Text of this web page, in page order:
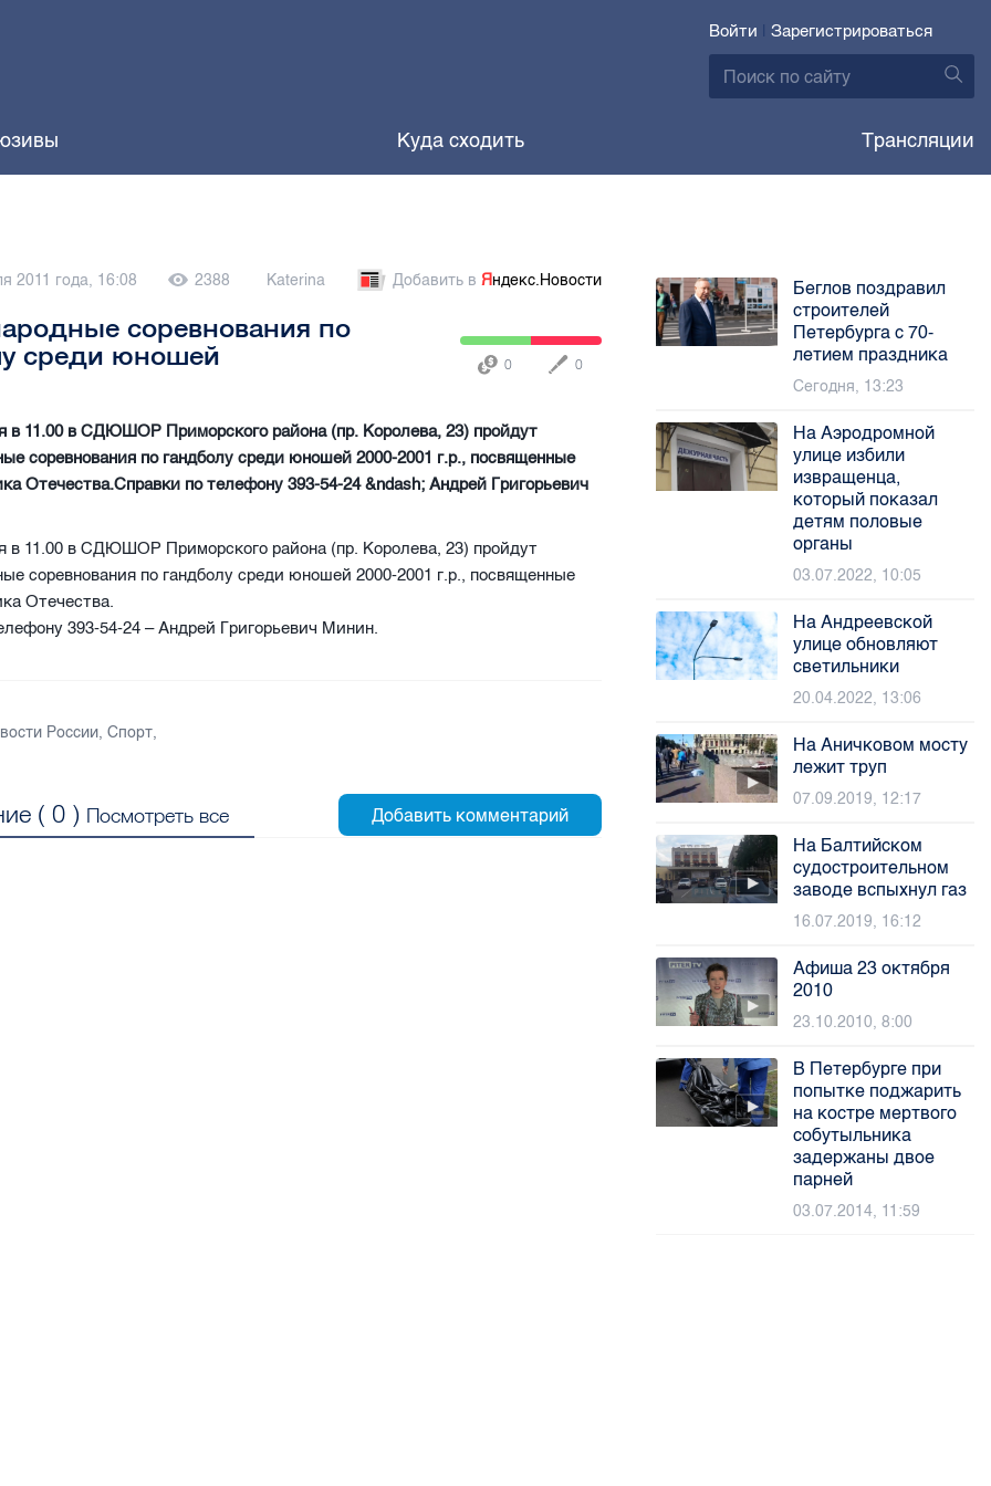
Войти | Зарегистрироваться
Куда сходить Трансляции
2011 года, 16:08 2388 Katerina Добавить в Яндекс.Новости
соревнования по
среди юношей
0 0
в 11.00 в СДЮШОР Приморского района (пр. Королева, 23) пройдут
соревнования по гандболу среди юношей 2000-2001 г.р., посвященные
Отечества.Справки по телефону 393-54-24 &ndash; Андрей Григорьевич
в 11.00 в СДЮШОР Приморского района (пр. Королева, 23) пройдут
соревнования по гандболу среди юношей 2000-2001 г.р., посвященные
Отечества.
393-54-24 – Андрей Григорьевич Минин.
России,Спорт,
(0 ) Посмотреть все
Беглов поздравил
строителей
Петербурга с 70-
летием праздника
Сегодня, 13:23
На Аэродромной
улице избили
извращенца,
который показал
детям половые
органы
03.07.2022, 10:05
На Андреевской
улице обновляют
светильники
20.04.2022, 13:06
На Аничковом мосту
лежит труп
07.09.2019, 12:17
На Балтийском
судостроительном
заводе вспыхнул газ
16.07.2019, 16:12
Афиша 23 октября
2010
23.10.2010, 8:00
В Петербурге при
попытке поджарить
на костре мертвого
собутыльника
задержаны двое
парней
03.07.2014, 11:59